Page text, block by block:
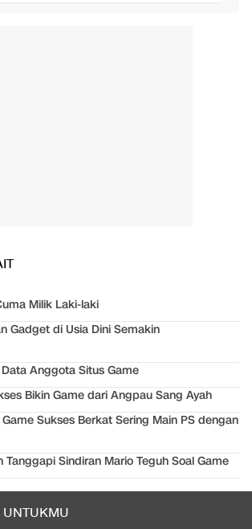
Milik Laki-laki
Gadget di Usia Dini Semakin
Anggota Situs Game
Bikin Game dari Angpau Sang Ayah
Sukses Berkat Sering Main PS dengan
Tanggapi Sindiran Mario Teguh Soal Game
UNTUKMU